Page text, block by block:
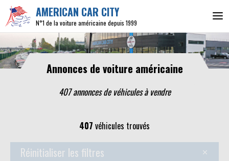
AMERICAN CAR CITY
N°1 de la voiture américaine depuis 1999
Annonces de voiture américaine
407 annonces de véhiculesà vendre
407 véhicules trouvés
Réinitialiser les filtres